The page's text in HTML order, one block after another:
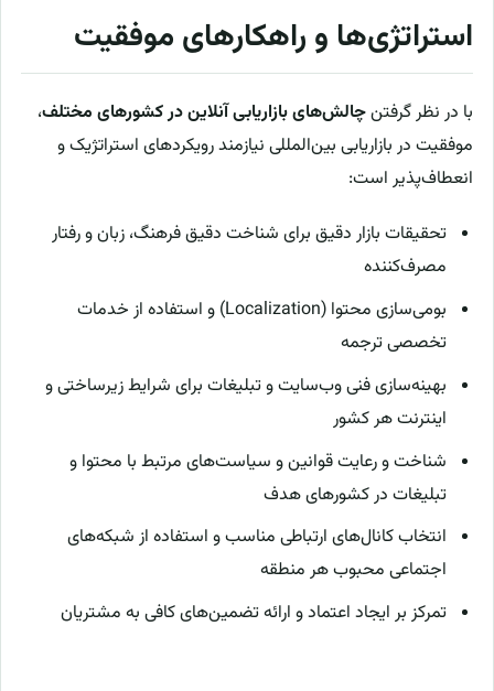
استراتژی‌ها و راهکارهای موفقیت
با در نظر گرفتنچالش‌های بازاریابی آنلاین در کشورهای مختلف،
موفقیت در بازاریابی بین‌المللی نیازمند رویکردهای استراتژیک و
انعطاف‌پذیر است:
تحقیقات بازار دقیق برای شناخت دقیق فرهنگ، زبان و رفتار
مصرف‌کننده
بومی‌سازی محتوا (Localization) و استفاده از خدمات
تخصصی ترجمه
بهینه‌سازی فنی وب‌سایت و تبلیغات برای شرایط زیرساختی و
اینترنت هر کشور
شناخت و رعایت قوانین و سیاست‌های مرتبط با محتوا و
تبلیغات در کشورهای هدف
انتخاب کانال‌های ارتباطی مناسب و استفاده از شبکه‌های
اجتماعی محبوب هر منطقه
تمرکز بر ایجاد اعتماد و ارائه تضمین‌های کافی به مشتریان